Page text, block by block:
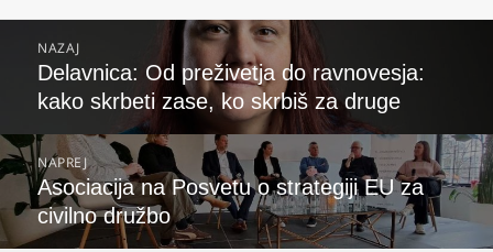
prispevka
NAZAJ
Prejšnji
prispevek:
Delavnica: Od preživetja do ravnovesja:
kako skrbeti zase, ko skrbiš za druge
NAPREJ
Naslednji
prispevek:
Asociacija na Posvetu o strategiji EU za
civilno družbo